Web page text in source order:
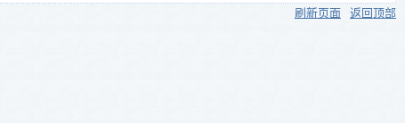
刷新页面 返回顶部